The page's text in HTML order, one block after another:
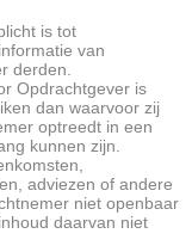
is tot
van
derden.
Opdrachtgever is
dan waarvoor zij
optreedt in een
kunnen zijn.
adviezen of andere
niet openbaar
daarvan niet